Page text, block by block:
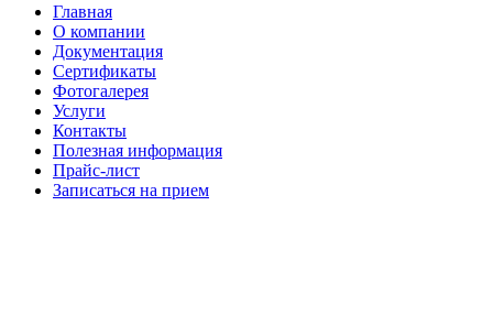
Главная
О компании
Документация
Сертификаты
Фотогалерея
Услуги
Контакты
Полезная информация
Прайс-лист
Записаться на прием